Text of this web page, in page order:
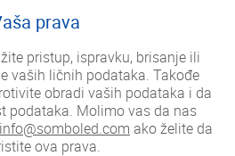
prava
pristup, ispravku, brisanje ili
vaših ličnih podataka. Takođe
obradi vaših podataka i da
podataka. Molimo vas da nas
info@somboled.com ako želite da
ova prava.